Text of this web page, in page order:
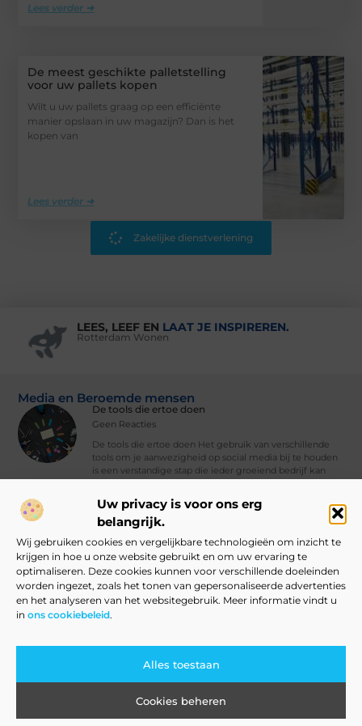
Uw privacy is voor ons erg
belangrijk.
Wij gebruiken cookies en vergelijkbare technologieën om inzicht te
krijgen in hoe u onze website gebruikt en om uw ervaring te
optimaliseren. Deze cookies kunnen voor verschillende doeleinden
worden ingezet, zoals het tonen van gepersonaliseerde advertenties
en het analyseren van het websitegebruik. Meer informatie vindt u
in ons cookiebeleid.
Alles toestaan
Cookies beheren
Lees verder ➜
De meest geschikte palletstelling
voor uw pallets kopen
Wilt u uw pallets graag op een efficiënte
manier opslaan in uw magazijn? Dan is het
kopen van
Lees verder ➜
Zakelijke dienstverlening
LEES, LEEF EN LAAT JE INSPIREREN.
Rotterdam Wonen
Media en Beroemde mensen
De tools die ertoe doen
Geen Reacties
De tools die ertoe doen Het gebruik van verschillende
tools om je aanwezigheid op social media bij te houden
is een verstandige stap die ieder groeiend bedrijf kan
Vind Ons Hier :
Beroemdheden Uit de Media Partners Over ons Ons team
Contact Blog publiceren
Verdien Geld met Je Website: Alles Wat Je Moet Weten om te Starten